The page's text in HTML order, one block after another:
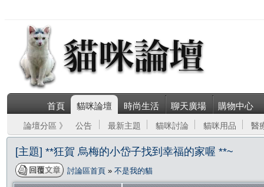
首頁 貓咪論壇 時尚生活 聊天廣場 購物中心
論壇分區 》 公告 最新主題 貓咪討論 貓咪用品 醫
[主題] **狂賀 烏梅的小岱子找到幸福的家喔 **~
討論區首頁 » 不是我的貓